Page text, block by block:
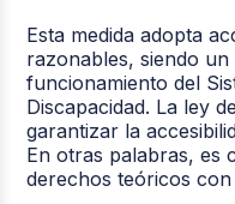
Esta medida adopta
razonables, siendo
funcionamiento del
Discapacidad. La ley
garantizar la
En otras palabras, es
derechos teóricos